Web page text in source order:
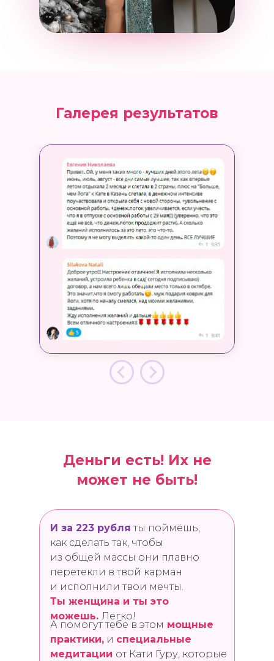
Галерея результатов
И за 223 рубля ты поймёшь,
как сделать так, чтобы
из общей массы они плавно
перетекли в твой карман
и исполнили твои мечты.
Ты женщина и ты это
можешь. Легко!
А помогут тебе в этом мощные
практики, и специальные
медитации от Кати Гуру, которые
Деньги есть! Их не
может не быть!